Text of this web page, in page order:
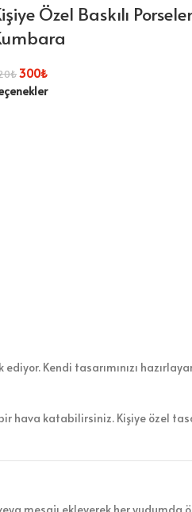
Özel Baskılı
₺300₺
Kendi tasarımınızı
hava katabilirsiniz. Kişiye özel